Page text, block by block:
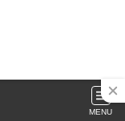
MENU